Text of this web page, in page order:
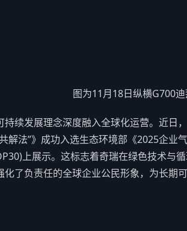
图为11月18日纵横G700迪
续发展理念深度融入全球化运营。近日
解法”》成功入选生态环境部《2025企业
上展示。这标志着奇瑞在绿色技术与
化了负责任的全球企业公民形象，为长期